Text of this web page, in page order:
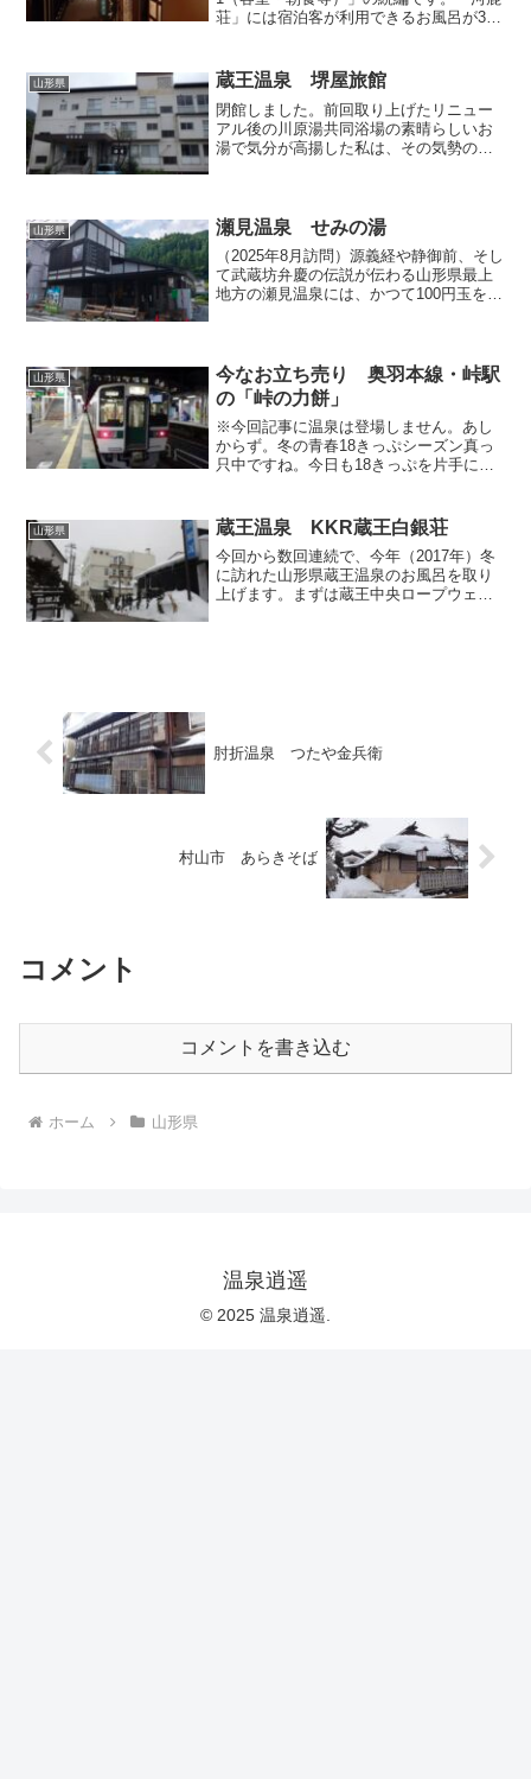
荘」には宿泊客が利用できるお風呂が3つ
ずは私が一晩を過ごした客室と同じ逍遥
館にある大浴場「せせら...
山形県 蔵王温泉 堺屋旅館
閉館しました。前回取り上げたリニュー
アル後の川原湯共同浴場の素晴らしいお
湯で気分が高揚した私は、その気勢のま
足を運んでおり、入湯済の...
山形県 瀬見温泉 せみの湯
（2025年8月訪問）源義経や静御前、そし
て武蔵坊弁慶の伝説が伝わる山形県最上
地方の瀬見温泉には、かつて100円玉を投
います（当時の...
山形県
今なお立ち売り 奥羽本線・峠駅
の「峠の力餅」
※今回記事に温泉は登場しません。あし
からず。冬の青春18きっぷシーズン真っ
只中ですね。今日も18きっぷを片手に普
今となっては貴重な存在となった鹿児島
県吉松駅の駅弁立ち売...
山形県 蔵王温泉 KKR蔵王白銀荘
今回から数回連続で、今年（2017年）冬
に訪れた山形県蔵王温泉のお風呂を取り
上げます。まずは蔵王中央ロープウェイ
肘折温泉 つたや金兵衛
村山市 あらきそば
コメント
コメントを書き込む
ホーム 山形県
温泉逍遥
© 2025 温泉逍遥.